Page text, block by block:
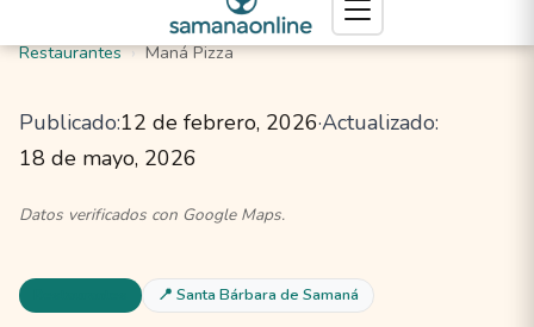
Turismo en Samaná
Santa Bárbara de Samaná
Restaurantes
Maná Pizza
Publicado:12 de febrero, 2026·Actualizado:
18 de mayo, 2026
Datos verificados con Google Maps.
📍 Santa Bárbara de Samaná